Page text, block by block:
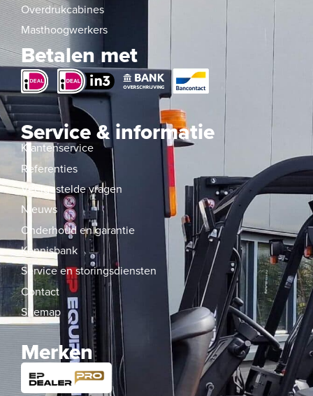
Overdrukcabines
Masthoogwerkers
Betalen met
Service & informatie
Klantenservice
Referenties
Veelgestelde vragen
Nieuws
Onderhoud en garantie
Kennisbank
Service en storingsdiensten
Contact
Sitemap
Merken